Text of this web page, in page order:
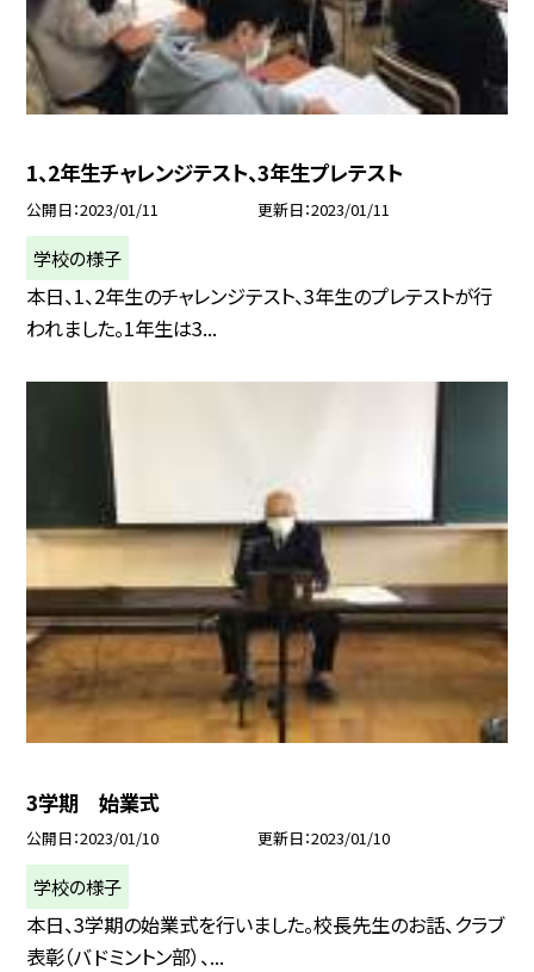
1、2年生チャレンジテスト、3年生プレテスト
公開日 2023/01/11 更新日 2023/01/11
学校の様子
本日、1、2年生のチャレンジテスト、3年生のプレテストが行
われました。1年生は3...
3学期 始業式
公開日 2023/01/10 更新日 2023/01/10
学校の様子
本日、3学期の始業式を行いました。校長先生のお話、クラブ
表彰（バドミントン部）、...